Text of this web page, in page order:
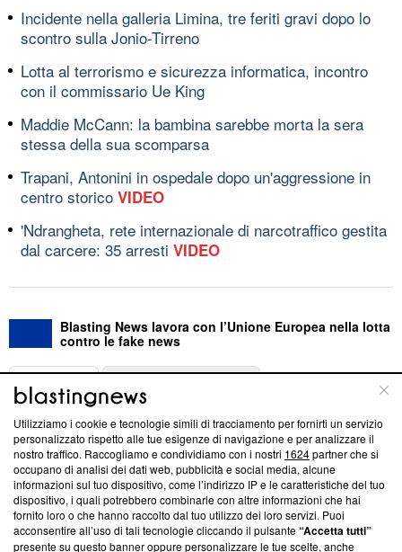
Incidente nella galleria Limina, tre feriti gravi dopo lo
scontro sulla Jonio-Tirreno
Lotta al terrorismo e sicurezza informatica, incontro
con il commissario Ue King
Maddie McCann: la bambina sarebbe morta la sera
stessa della sua scomparsa
Trapani, Antonini in ospedale dopo un'aggressione in
centro storico VIDEO
'Ndrangheta, rete internazionale di narcotraffico gestita
dal carcere: 35 arresti VIDEO
Blasting News lavora con l’Unione Europea nella lotta
contro le fake news
ABOUT
Questa sezione offre informazioni trasparenti su Blasting
News, sui nostri processi editoriali e su come ci impegniamo a
creare news di qualità. Inoltre, afferma la nostra aderenza a
‘Trust Project - News with Integrity’Blasting News non è
ancora membro del programma, ma ha richiesto di farne
parte; Trust Project non ha ancora effettuato una verifica di
conformità agli standard.
Utilizziamo i cookie e tecnologie simili di tracciamento per fornirti un servizio
personalizzato rispetto alle tue esigenze di navigazione e per analizzare il
nostro traffico. Raccogliamo e condividiamo con i nostri 1624partner che si
occupano di analisi dei dati web, pubblicità e social media, alcune
informazioni sul tuo dispositivo, come l’indirizzo IP e le caratteristiche del tuo
dispositivo, i quali potrebbero combinarle con altre informazioni che hai
fornito loro o che hanno raccolto dal tuo utilizzo dei loro servizi. Puoi
acconsentire all’uso di tali tecnologie cliccando il pulsante“Accetta tutti”
presente su questo banner oppure personalizzare le tue scelte, anche